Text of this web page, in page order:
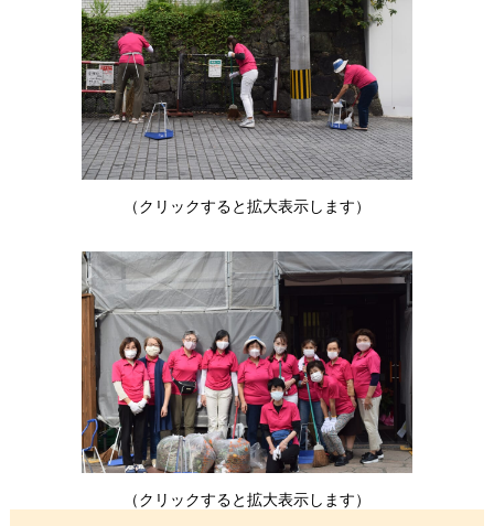
（クリックすると拡大表示します）
（クリックすると拡大表示します）